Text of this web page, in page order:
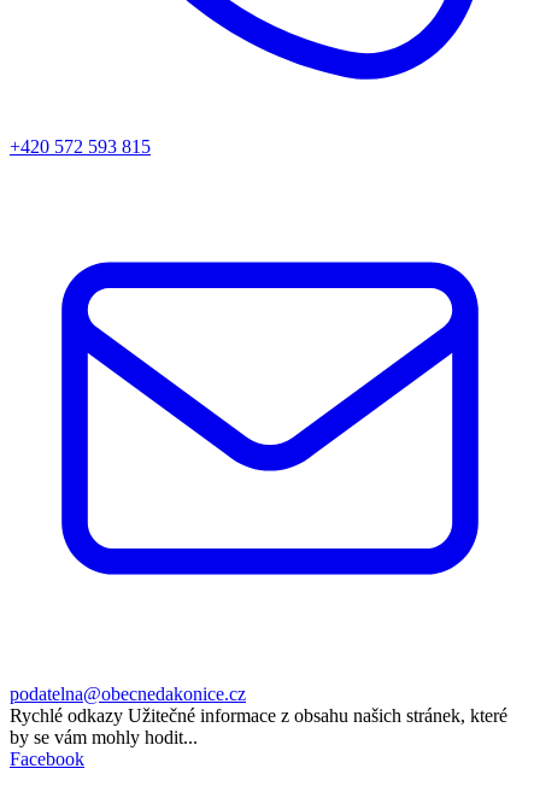
+420 572 593 815
podatelna@obecnedakonice.cz
Rychlé odkazy Užitečné informace z obsahu našich stránek, které
by se vám mohly hodit...
Facebook